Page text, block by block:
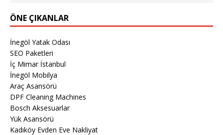
ÖNE ÇIKANLAR
İnegöl Yatak Odası
SEO Paketleri
İç Mimar İstanbul
İnegöl Mobilya
Araç Asansörü
DPF Cleaning Machines
Bosch Aksesuarlar
Yük Asansörü
Kadıköy Evden Eve Nakliyat